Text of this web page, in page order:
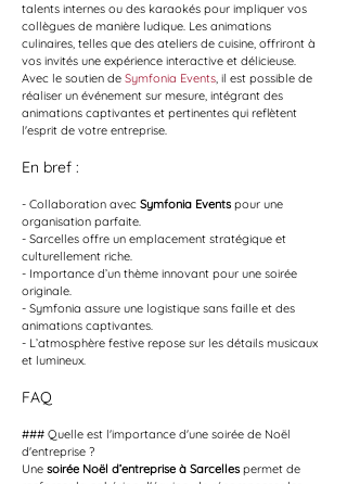
talents internes ou des karaokés pour impliquer vos
collègues de manière ludique. Les animations
culinaires, telles que des ateliers de cuisine, offriront à
vos invités une expérience interactive et délicieuse.
Avec le soutien de Symfonia Events, il est possible de
réaliser un événement sur mesure, intégrant des
animations captivantes et pertinentes qui reflètent
l'esprit de votre entreprise.
En bref :
- Collaboration avec Symfonia Events pour une
organisation parfaite.
- Sarcelles offre un emplacement stratégique et
culturellement riche.
- Importance d’un thème innovant pour une soirée
originale.
- Symfonia assure une logistique sans faille et des
animations captivantes.
- L’atmosphère festive repose sur les détails musicaux
et lumineux.
FAQ
### Quelle est l'importance d'une soirée de Noël
d'entreprise ?
Une soirée Noël d’entreprise à Sarcelles permet de